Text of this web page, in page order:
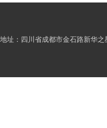
地址：四川省成都市金石路新华